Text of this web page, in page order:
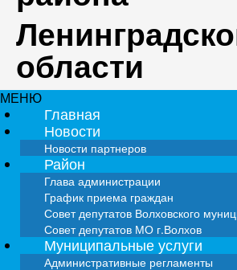
области
МЕНЮ
Главная
Новости
Новости партнеров
Район
Глава администрации
График приема граждан
Совет депутатов Волховского
Совет депутатов МО г.Волхов
Муниципальные услуги
Административные регламенты